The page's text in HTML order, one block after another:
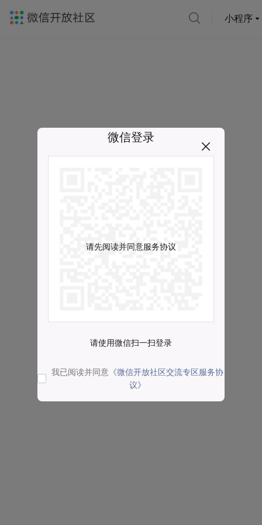
小程序
微信登录
请先阅读并同意服务协议
请使用微信扫一扫登录
我已阅读并同意 《微信开放社区交流专区服务协
议》